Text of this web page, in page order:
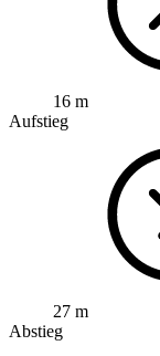
16 m
Aufstieg
27 m
Abstieg